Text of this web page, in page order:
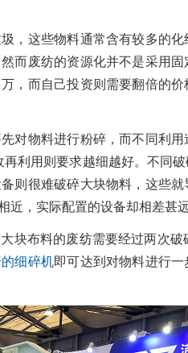
，这些物料通常含有较多的
而废纺的资源化并不是采用
，而自己投资则需要翻倍的
对物料进行粉碎，而不同利
利用则要求越细越好。不同
则很难破碎大块物料，这些
，实际配置的设备却相差甚远
块布料的废纺需要经过两次
细碎机即可达到对物料进行